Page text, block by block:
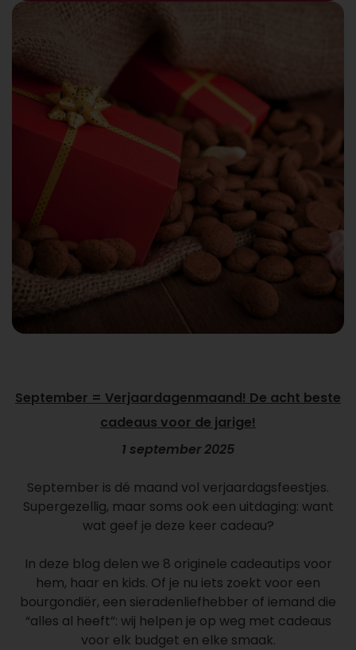
September = Verjaardagenmaand! De acht beste
cadeaus voor de jarige!
1 september 2025
September is dé maand vol verjaardagsfeestjes.
Supergezellig, maar soms ook een uitdaging: want
wat geef je deze keer cadeau?
In deze blog delen we 8 originele cadeautips voor
hem, haar en kids. Of je nu iets zoekt voor een
bourgondiër, een sieradenliefhebber of iemand die
“alles al heeft”: wij helpen je op weg met cadeaus
voor elk budget en elke smaak.